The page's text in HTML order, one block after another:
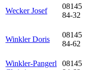
Wecker Josef
08145
84-32
Winkler Doris
08145
84-62
Winkler-Pangerl
08145